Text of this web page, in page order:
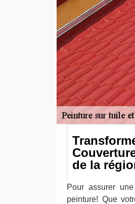
de la
Pour assurer
peinture! Que